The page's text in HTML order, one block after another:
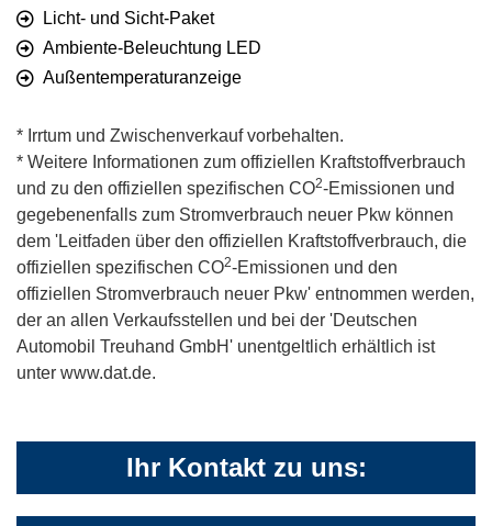
Licht- und Sicht-Paket
Ambiente-Beleuchtung LED
Außentemperaturanzeige
* Irrtum und Zwischenverkauf vorbehalten.
* Weitere Informationen zum offiziellen Kraftstoffverbrauch
und zu den offiziellen spezifischen CO2-Emissionen und
gegebenenfalls zum Stromverbrauch neuer Pkw können
dem 'Leitfaden über den offiziellen Kraftstoffverbrauch, die
offiziellen spezifischen CO2-Emissionen und den
offiziellen Stromverbrauch neuer Pkw' entnommen werden,
der an allen Verkaufsstellen und bei der 'Deutschen
Automobil Treuhand GmbH' unentgeltlich erhältlich ist
unter www.dat.de.
Ihr Kontakt zu uns: